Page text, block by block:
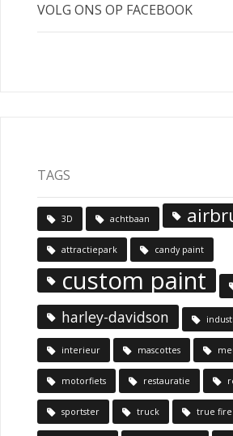
VOLG ONS OP FACEBOOK
TAGS
3D achtbaan
attractiepark candy paint
custom paint
harley-davidson
interieur mascottes
motorfiets restauratie
sportster truck true fire